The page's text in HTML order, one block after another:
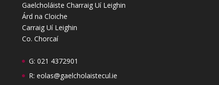
Gaelcholáiste Charraig Uí Leighin
Árd na Cloiche
Carraig Uí Leighin
Co. Chorcaí
G: 021 4372901
R: eolas@gaelcholaistecul.ie